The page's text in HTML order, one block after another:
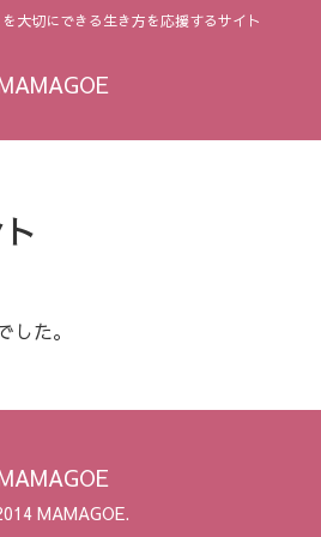
大切にできる生き方を応援するサイト
た。
MAMAGOE.